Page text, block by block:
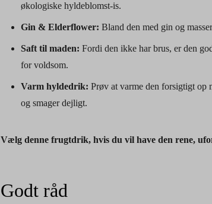
økologiske hyldeblomst-is.
Gin & Elderflower: Bland den med gin og
Saft til maden: Fordi den ikke har brus, er den
for voldsom.
Varm hyldedrik: Prøv at varme den forsigtigt op
og smager dejligt.
Vælg denne frugtdrik, hvis du vil have den rene,
Godt råd